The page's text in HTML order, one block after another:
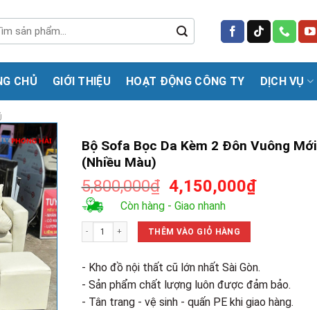
CHỦ GIỚI THIỆU HOẠT ĐỘNG CÔNG TY DỊCH VỤ
Bộ Sofa Bọc Da Kèm 2 Đôn Vuông Mới
(Nhiều Màu)
5,800,000₫ Giá
gốc
là:
5,800,000₫.
4,150,000₫Giá
Còn hàng - Giao nhanh
Bộ Sofa Bọc Da Kèm 2 Đôn Vuông Mới (Nhiều Màu) số lượng
THÊM VÀO GIỎ HÀNG
- Kho đồ nội thất cũ lớn nhất Sài Gòn.
- Sản phẩm chất lượng luôn được đảm bảo.
- Tân trang - vệ sinh - quấn PE khi giao hàng.